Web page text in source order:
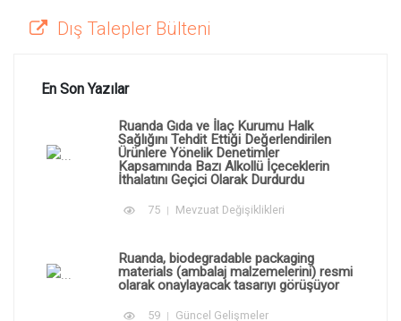
Dış Talepler Bülteni
En Son Yazılar
Ruanda Gıda ve İlaç Kurumu Halk
Sağlığını Tehdit Ettiği Değerlendirilen
Ürünlere Yönelik Denetimler
Kapsamında Bazı Alkollü İçeceklerin
İthalatını Geçici Olarak Durdurdu
75 Mevzuat Değişiklikleri
Ruanda, biodegradable packaging
materials (ambalaj malzemelerini) resmi
olarak onaylayacak tasarıyı görüşüyor
59 Güncel Gelişmeler